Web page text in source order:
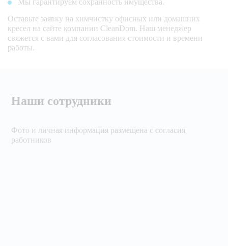
Оставьте заявку на химчистку офисных или домашних
кресел на сайте компании CleanDom. Наш менеджер
свяжется с вами для согласования стоимости и времени
работы.
Наши сотрудники
Фото и личная информация размещена с согласия
работников